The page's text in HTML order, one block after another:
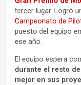
tercer lugar. Logró
Campeonato de
puesto del equipo en
ese año.
El equipo espera
durante el resto
mejor en sus